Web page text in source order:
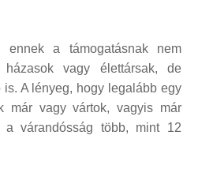
ennek a támogatásnak nem
házasok vagy élettársak, de
is. A lényeg, hogy legalább egy
már vagy vártok, vagyis már
a várandósság több, mint 12